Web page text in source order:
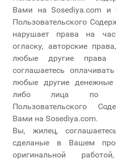
Вами на Sosediya.com и
Пользовательского
нарушает права на
огласку, авторские
любые другие права
соглашаетесь
любые другие денежные
либо лица по
Пользовательского
Вами на Sosediya.com.
Вы, жилец,
сделаные в Вашем
оригинальной